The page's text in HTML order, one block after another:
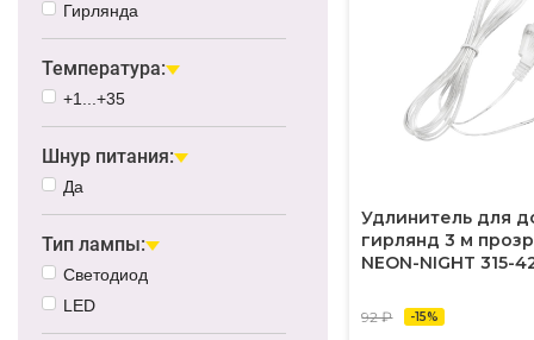
Гирлянда
Температура:
+1...+35
Шнур питания:
Да
Тип лампы:
Светодиод
LED
Удлинитель для
гирлянд 3 м
NEON-NIGHT 315-
92 ₽ -15%